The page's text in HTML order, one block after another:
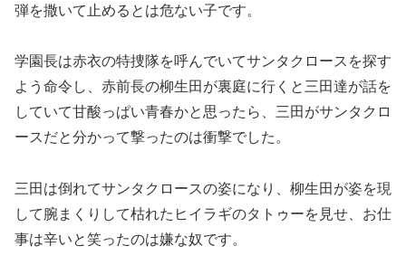
弾を撒いて止めるとは危ない子です。
学園長は赤衣の特捜隊を呼んでいてサンタクロースを探す
よう命令し、赤前長の柳生田が裏庭に行くと三田達が話を
していて甘酸っぱい青春かと思ったら、三田がサンタクロ
ースだと分かって撃ったのは衝撃でした。
三田は倒れてサンタクロースの姿になり、柳生田が姿を現
して腕まくりして枯れたヒイラギのタトゥーを見せ、お仕
事は辛いと笑ったのは嫌な奴です。